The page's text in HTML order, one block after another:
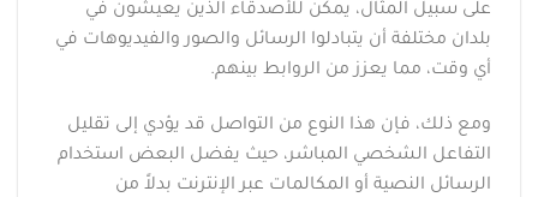
على سبيل المثال، يمكن للأصدقاء الذين يعيشون في
بلدان مختلفة أن يتبادلوا الرسائل والصور والفيديوهات في
أي وقت، مما يعزز من الروابط بينهم.
ومع ذلك، فإن هذا النوع من التواصل قد يؤدي إلى تقليل
التفاعل الشخصي المباشر، حيث يفضل البعض استخدام
الرسائل النصية أو المكالمات عبر الإنترنت بدلاً من